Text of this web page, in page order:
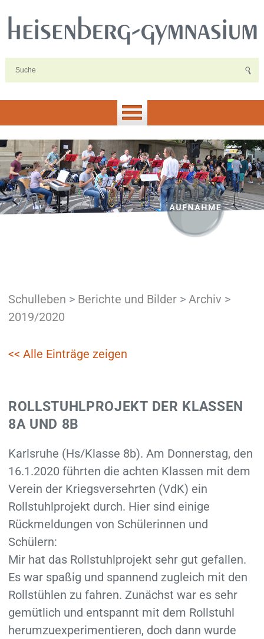
Schulleben > Berichte und Bilder> Archiv >
2019/2020
<< Alle Einträge zeigen
ROLLSTUHLPROJEKT DER KLASSEN
8A UND 8B
Karlsruhe (Hs/Klasse 8b). Am Donnerstag, den
16.1.2020 führten die achten Klassen mit dem
Verein der Kriegsversehrten (VdK) ein
Rollstuhlprojekt durch. Hier sind einige
Rückmeldungen von Schülerinnen und
Schülern:
Mir hat das Rollstuhlprojekt sehr gut gefallen.
Es war spaßig und spannend zugleich mit den
Rollstühlen zu fahren. Zunächst war es sehr
gemütlich und entspannt mit dem Rollstuhl
herumzuexperimentieren, doch dann wurde